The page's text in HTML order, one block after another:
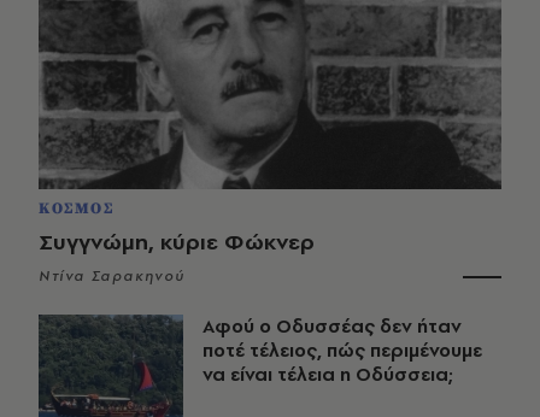
ΚΟΣΜΟΣ
Συγγνώμη, κύριε Φώκνερ
Ντίνα Σαρακηνού
Αφού ο Οδυσσέας δεν ήταν
ποτέ τέλειος, πώς περιμένουμε
να είναι τέλεια η Οδύσσεια;